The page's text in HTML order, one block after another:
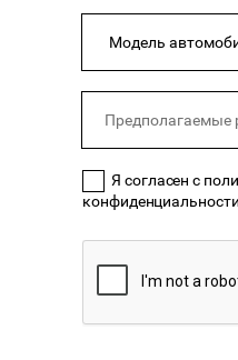
Я согласен с
конфиденциальности